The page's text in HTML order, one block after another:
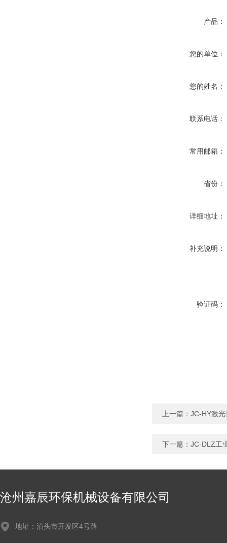
产品：
您的单位：
您的姓名：
联系电话：
常用邮箱：
省份：
详细地址：
补充说明：
验证码：
上一篇： JC-HY激
下一篇： JC-DLZ工
沧州嘉辰环保机械设备有限公司
地址：泊头市开发区4号路